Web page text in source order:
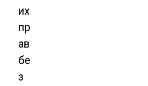
их
пр
ав
бе
з